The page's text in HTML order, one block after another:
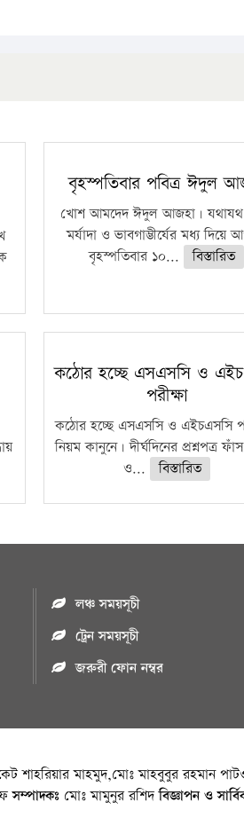
বৃহস্পতিবার পবিত্র ঈদুল
খোশ আমদেদ ঈদুল আজহা। যথাযথ
মর্যাদা ও ভাবগাম্ভীর্যের মধ্য দিয়ে
বৃহস্পতিবার ১০...
বিস্তারিত
কঠোর হচ্ছে এসএসসি ও
পরীক্ষা
কঠোর হচ্ছে এসএসসি ও এইচএসসি
নিয়ম কানুনে। দীর্ঘদিনের প্রশ্নপত্র
ও...
বিস্তারিত
লঞ্চ সময়সূচী
ট্রেন সময়সূচী
জরুরী ফোন নম্বর
শাহরিয়ার মাহমুদ,মোঃ মাহবুবুর রহমান
সম্পাদকঃ মোঃ মামুনুর রশিদবিজ্ঞাপন ও